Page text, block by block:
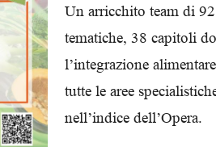
Un arricchito team di
tematiche, 38 capitoli
l’integrazione
tutte le aree
nell’indice dell’Opera.